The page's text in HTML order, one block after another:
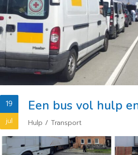
19
jul
Een bus vol hulp
Hulp / Transport